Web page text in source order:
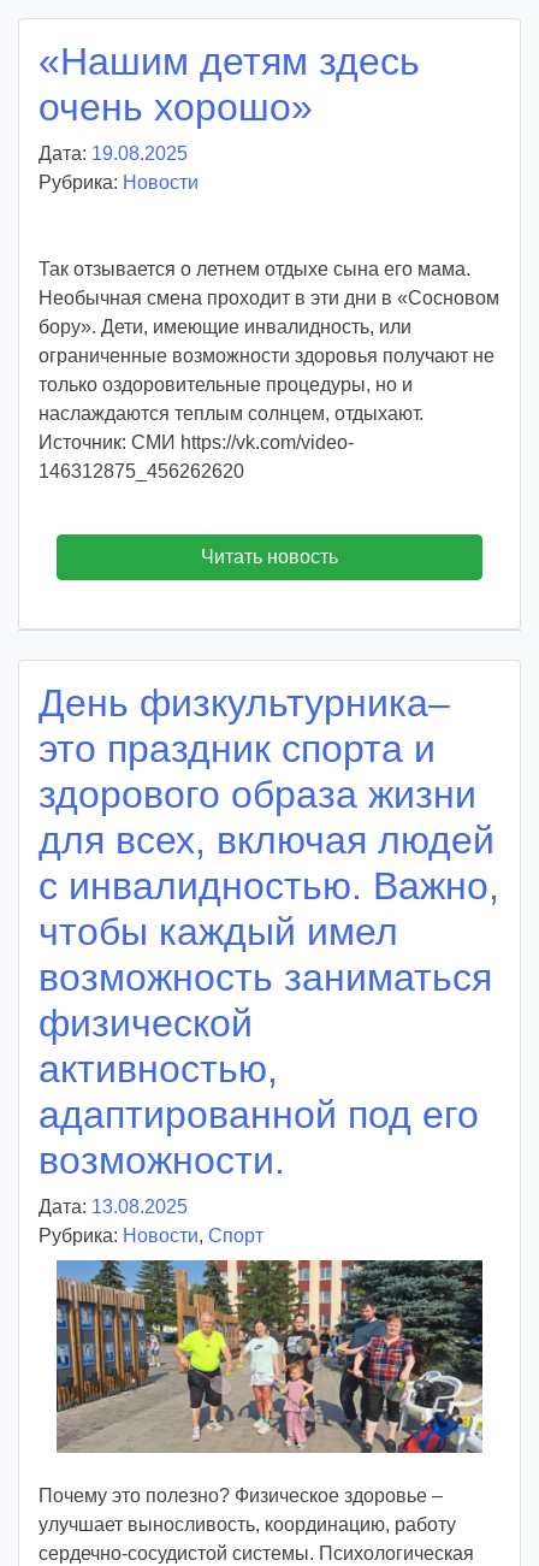
«Нашим детям здесь
очень хорошо»
Дата: 19.08.2025
в
р
:
v
o
i
d
d
m
Рубрика: Новости
Так отзывается о летнем отдыхе сына его мама.
Необычная смена проходит в эти дни в «Сосновом
бору». Дети, имеющие инвалидность, или
ограниченные возможности здоровья получают не
только оздоровительные процедуры, но и
наслаждаются теплым солнцем, отдыхают.
Источник: СМИ https://vk.com/video-
146312875_456262620
Читать новость
День физкультурника–
это праздник спорта и
здорового образа жизни
для всех, включая людей
с инвалидностью. Важно,
чтобы каждый имел
возможность заниматься
физической
активностью,
адаптированной под его
возможности.
Дата: 13.08.2025
в
т
о
р
:
v
o
i
d
m
d
Рубрика: Новости, Спорт
Почему это полезно? Физическое здоровье –
улучшает выносливость, координацию, работу
сердечно-сосудистой системы. Психологическая